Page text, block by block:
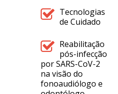
Tecnologias
de Cuidado
Reabilitação
pós-infecção
por SARS-CoV-2
na visão do
fonoaudiólogo e